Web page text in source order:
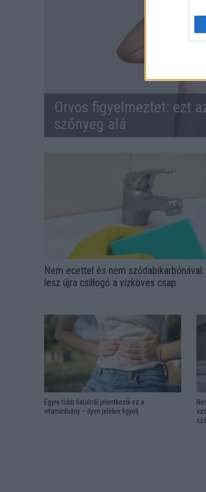
Orvos figyelmeztet: ezt
szőnyeg alá
Nem ecettel és nem
lesz újra csillogó a vízköves csap
Egyre több fiatalnál jelentkezik ez a
vitaminhiány – ilyen jelekre figyelj